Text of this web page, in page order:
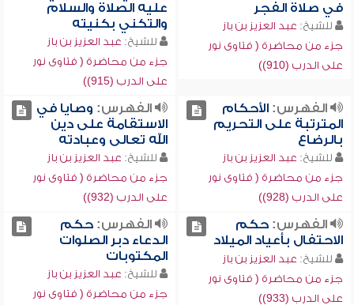
في صلاة الفجر
للشيخ: عبد العزيز بن باز
جزء من محاضرة ( فتاوى نور
على الدرب (910))
عليه الصلاة والسلام
والتكني بكنيته
للشيخ: عبد العزيز بن باز
جزء من محاضرة ( فتاوى نور
على الدرب (915))
الفهرس:الأحكام
المترتبة على التحريم
بالرضاع
للشيخ: عبد العزيز بن باز
جزء من محاضرة ( فتاوى نور
على الدرب (928))
الفهرس: وصايا في
الاستقامة على دين
الله تعالى وعبادته
للشيخ: عبد العزيز بن باز
جزء من محاضرة ( فتاوى نور
على الدرب (932))
الفهرس:حكم
الاحتفال بأعياد الميلاد
للشيخ: عبد العزيز بن باز
جزء من محاضرة ( فتاوى نور
على الدرب (933))
الفهرس:حكم
الدعاء دبر الصلوات
المكتوبات
للشيخ: عبد العزيز بن باز
جزء من محاضرة ( فتاوى نور